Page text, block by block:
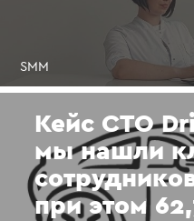
SMM
Кейс СТО
мы нашли
при этом